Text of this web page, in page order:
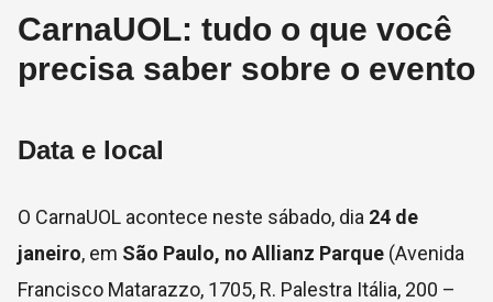
CarnaUOL: tudo o que você
precisa saber sobre o evento
Data e local
O CarnaUOL acontece neste sábado, dia 24 de
janeiro, em São Paulo, no Allianz Parque (Avenida
Francisco Matarazzo, 1705, R. Palestra Itália, 200 –